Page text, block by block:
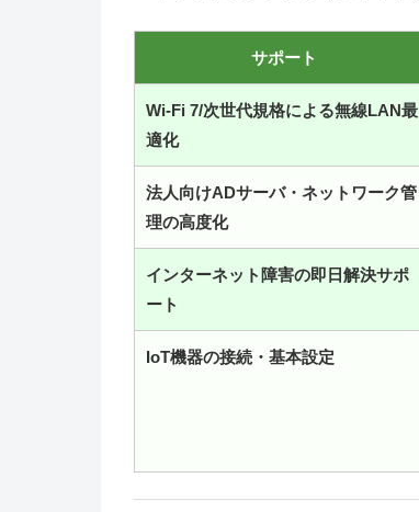
サポート
Wi-Fi 7/次世代規格による無線LAN最
適化
法人向けADサーバ・ネットワーク管
理の高度化
インターネット障害の即日解決サポ
ート
IoT機器の接続・基本設定